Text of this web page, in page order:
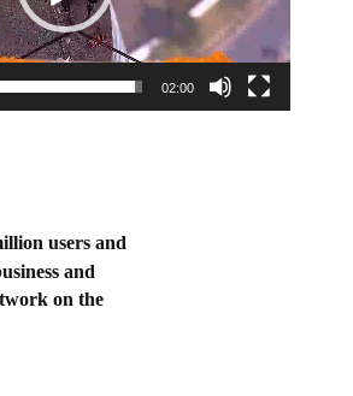
02:00
users and
and
on the